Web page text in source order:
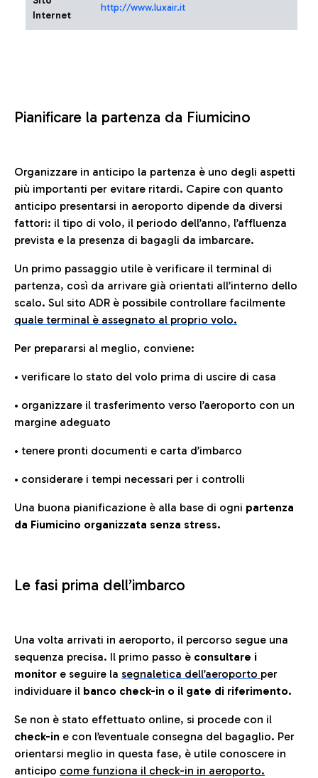
Internet
http://www.luxair.it
Pianificare la partenza da Fiumicino
Organizzare in anticipo la partenza è uno degli aspetti
più importanti per evitare ritardi. Capire con quanto
anticipo presentarsi in aeroporto dipende da diversi
fattori: il tipo di volo, il periodo dell’anno, l’affluenza
prevista e la presenza di bagagli da imbarcare.
Un primo passaggio utile è verificare il terminal di
partenza, così da arrivare già orientati all’interno dello
scalo. Sul sito ADR è possibile controllare facilmente
quale terminal è assegnato al proprio volo.
Per prepararsi al meglio, conviene:
• verificare lo stato del volo prima di uscire di casa
• organizzare il trasferimento verso l’aeroporto con un
margine adeguato
• tenere pronti documenti e carta d’imbarco
• considerare i tempi necessari per i controlli
Una buona pianificazione è alla base di ogni partenza
da Fiumicino organizzata senza stress.
Le fasi prima dell’imbarco
Una volta arrivati in aeroporto, il percorso segue una
sequenza precisa. Il primo passo è consultare i
monitor e seguire la segnaletica dell’aeroporto per
individuare il banco check-in o il gate di riferimento.
Se non è stato effettuato online, si procede con il
check-in e con l’eventuale consegna del bagaglio. Per
orientarsi meglio in questa fase, è utile conoscere in
anticipo come funziona il check-in in aeroporto.